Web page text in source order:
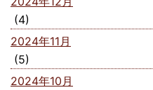
(4)
2024年11月
(5)
2024年10月